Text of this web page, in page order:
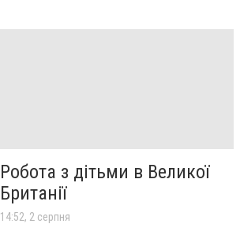
Робота з дітьми в Великої
Британії
14:52, 2 серпня